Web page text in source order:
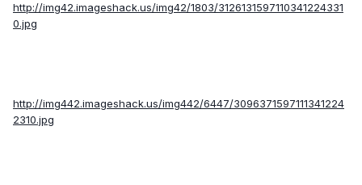
http://img42.imageshack.us/img42/1803/3126131597110341224331
0.jpg
http://img442.imageshack.us/img442/6447/3096371597111341224
2310.jpg